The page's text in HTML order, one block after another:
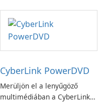
CyberLink PowerDVD
Merüljön el a lenyűgöző
multimédiában a CyberLink